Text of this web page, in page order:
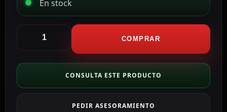
En stock
Detector
barrera
por
COMPRAR
CONSULTA ESTE PRODUCTO
PEDIR ASESORAMIENTO